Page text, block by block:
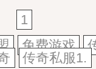
1
免费游戏
传奇私服1.